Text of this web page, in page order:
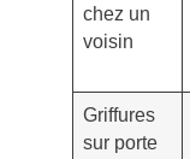
chez un
voisin
Griffures
sur porte